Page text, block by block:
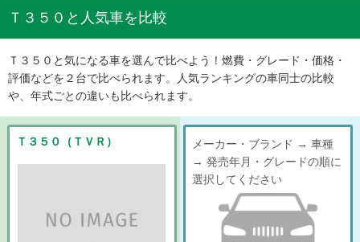
Ｔ３５０と人気車を比較
Ｔ３５０と気になる車を選んで比べよう！燃費・グレード・価格・
評価などを２台で比べられます。人気ランキングの車同士の比較
や、年式ごとの違いも比べられます。
Ｔ３５０（ＴＶＲ）
メーカー・ブランド → 車種
→ 発売年月・グレードの順に
選択してください